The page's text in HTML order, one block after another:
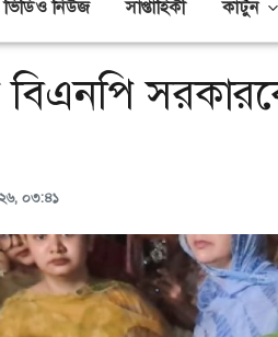
ভিডিও নিউজ সাপ্তাহিকী কার্টুন
বিএনপি
০৩:৪১